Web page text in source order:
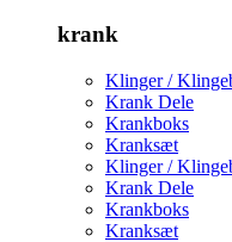
krank
Klinger /
Krank Dele
Krankboks
Kranksæt
Klinger /
Krank Dele
Krankboks
Kranksæt